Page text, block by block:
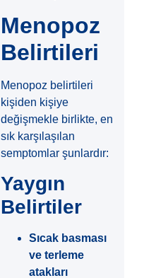
Menopoz
Belirtileri
Menopoz belirtileri
kişiden kişiye
değişmekle birlikte, en
sık karşılaşılan
semptomlar şunlardır:
Yaygın
Belirtiler
Sıcak basması
ve terleme
atakları